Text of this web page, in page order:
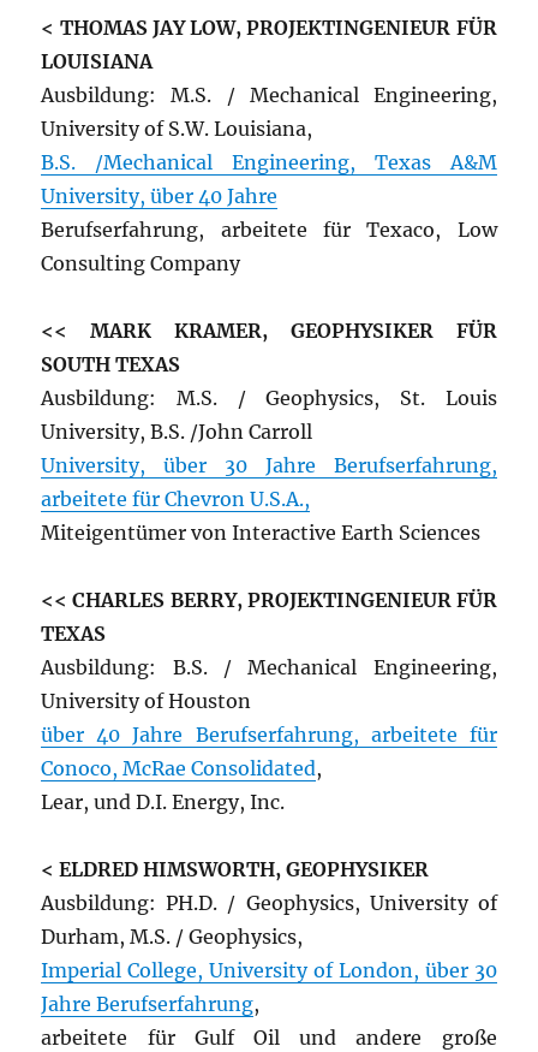
< THOMAS JAY LOW, PROJEKTINGENIEUR FÜR
LOUISIANA
Ausbildung: M.S. / Mechanical Engineering,
University of S.W. Louisiana,
B.S. /Mechanical Engineering, Texas A&M
University, über 40 Jahre
Berufserfahrung, arbeitete für Texaco, Low
Consulting Company
<< MARK KRAMER, GEOPHYSIKER FÜR
SOUTH TEXAS
Ausbildung: M.S. / Geophysics, St. Louis
University, B.S. /John Carroll
University, über 30 Jahre Berufserfahrung,
arbeitete für Chevron U.S.A.,
Miteigentümer von Interactive Earth Sciences
<< CHARLES BERRY, PROJEKTINGENIEUR FÜR
TEXAS
Ausbildung: B.S. / Mechanical Engineering,
University of Houston
über 40 Jahre Berufserfahrung, arbeitete für
Conoco, McRae Consolidated,
Lear, und D.I. Energy, Inc.
< ELDRED HIMSWORTH, GEOPHYSIKER
Ausbildung: PH.D. / Geophysics, University of
Durham, M.S. / Geophysics,
Imperial College, University of London, über 30
Jahre Berufserfahrung,
arbeitete für Gulf Oil und andere große